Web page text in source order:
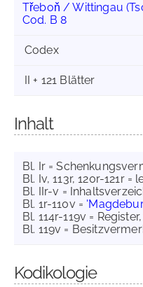
Třeboň / Wittingau
Cod. B 8
Codex
II + 121 Blätter
Inhalt
Bl. Ir =
Bl. Iv, 113r, 120r-121r =
Bl. IIr-v =
Bl. 1r-110v =
Bl. 114r-119v =
Bl. 119v =
Kodikologie